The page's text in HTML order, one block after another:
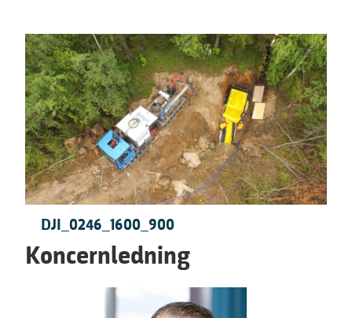
DJI_0246_1600_900
Koncernledning